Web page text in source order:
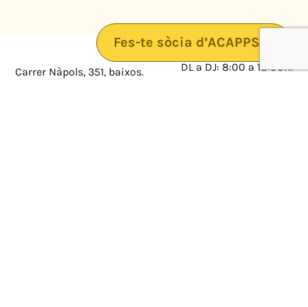
Fes-te sòcia d’ACAPPS
Carrer Nàpols, 351, baixos.
08025 · Barcelona
DL a DJ: 8:00 a 18:00h.